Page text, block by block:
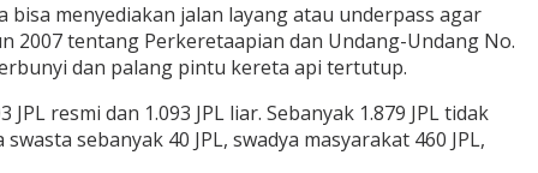
menyediakan jalan layang atau underpass agar
2007 tentang Perkeretaapian dan Undang-Undang No.
dan palang pintu kereta api tertutup.
resmi dan 1.093 JPL liar. Sebanyak 1.879 JPL tidak
sebanyak 40 JPL, swadya masyarakat 460 JPL,